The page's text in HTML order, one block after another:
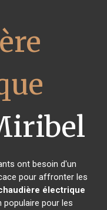
ont besoin d'un
pour affronter les
électrique
populaire pour les